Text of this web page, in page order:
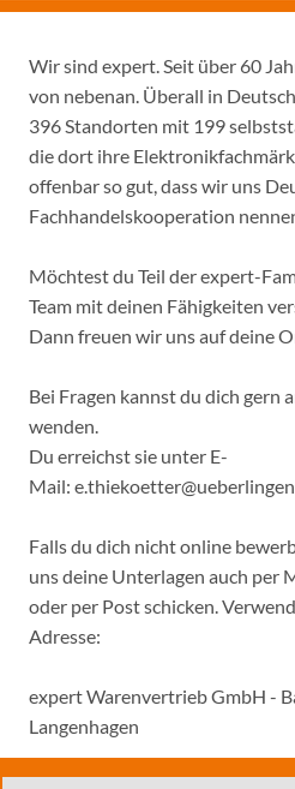
Wir sind expert. Seit über 60
von nebenan. Überall in
396 Standorten mit 199
die dort ihre
offenbar so gut, dass wir uns
Fachhandelskooperation
Möchtest du Teil der expert-
Team mit deinen Fähigkeiten
Dann freuen wir uns auf deine
Bei Fragen kannst du dich gern
wenden.
Du erreichst sie unter E-
Mail:
Falls du dich nicht online
uns deine Unterlagen auch per
oder per Post schicken.
Adresse:
expert Warenvertrieb GmbH -
Langenhagen